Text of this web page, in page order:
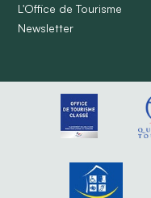
L'Office de Tourisme
Newsletter